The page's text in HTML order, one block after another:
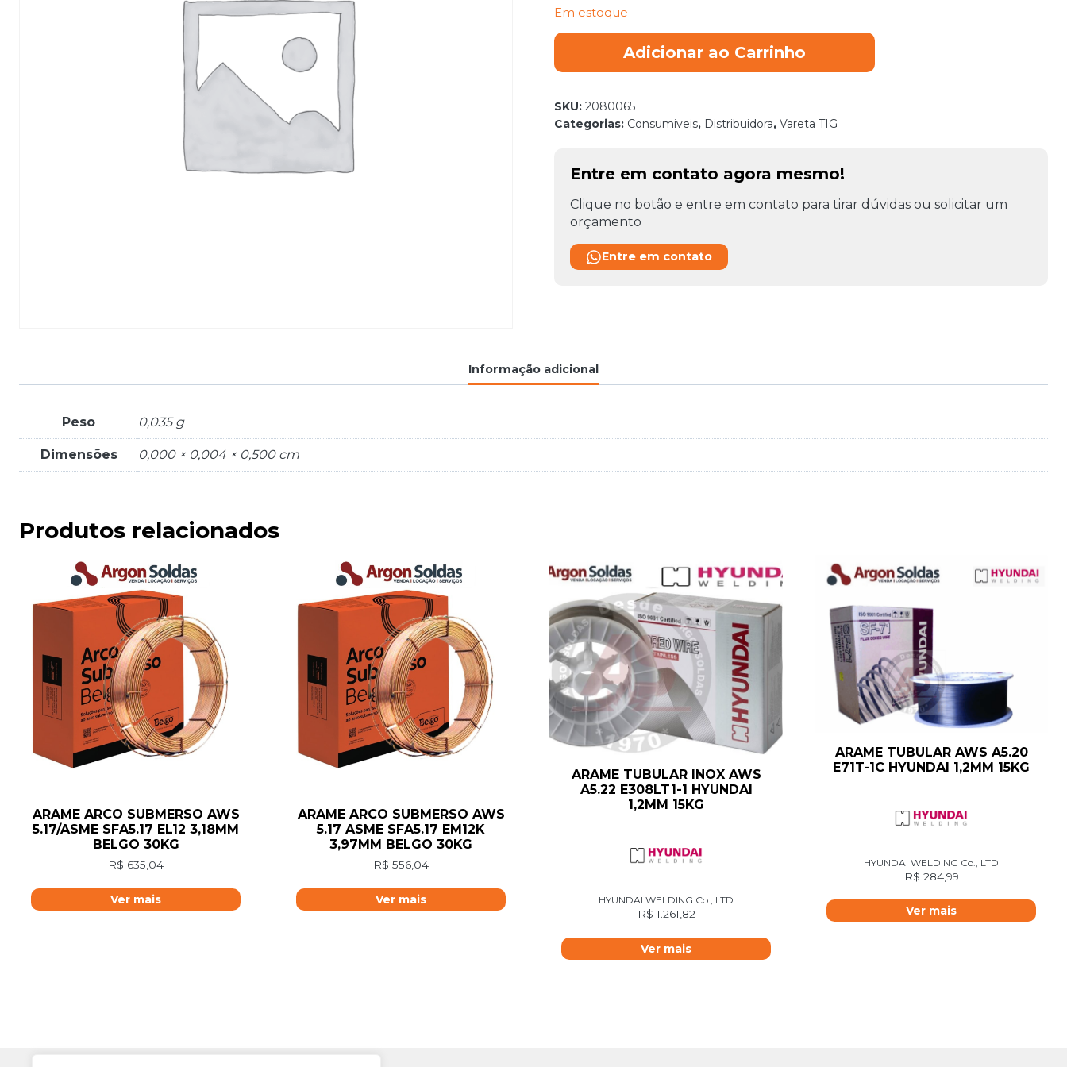
Em estoque
VARETA
PRATA
30
3,25
quantidade
Adicionar ao Carrinho
SKU: 2080065
Categorias: Consumiveis, Distribuidora, Vareta TIG
Entre em contato agora mesmo!
Clique no botão e entre em contato para tirar dúvidas ou solicitar um
orçamento
Entre em contato
Informação adicional
Peso 0,035 g
Dimensões 0,000 × 0,004 × 0,500 cm
Produtos relacionados
ARAME ARCO SUBMERSO AWS
5.17/ASME SFA5.17 EL12 3,18MM
BELGO 30KG
R$ 635,04
Ver mais
ARAME ARCO SUBMERSO AWS
5.17 ASME SFA5.17 EM12K
3,97MM BELGO 30KG
R$ 556,04
Ver mais
ARAME TUBULAR INOX AWS
A5.22 E308LT1-1 HYUNDAI
1,2MM 15KG
HYUNDAI WELDING Co., LTD
R$ 1.261,82
Ver mais
ARAME TUBULAR AWS A5.20
E71T-1C HYUNDAI 1,2MM 15KG
HYUNDAI WELDING Co., LTD
R$ 284,99
Ver mais